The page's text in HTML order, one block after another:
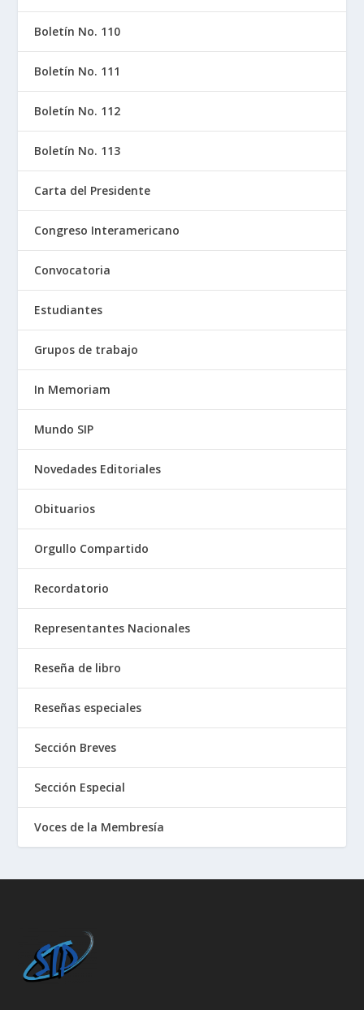
Boletín No. 110
Boletín No. 111
Boletín No. 112
Boletín No. 113
Carta del Presidente
Congreso Interamericano
Convocatoria
Estudiantes
Grupos de trabajo
In Memoriam
Mundo SIP
Novedades Editoriales
Obituarios
Orgullo Compartido
Recordatorio
Representantes Nacionales
Reseña de libro
Reseñas especiales
Sección Breves
Sección Especial
Voces de la Membresía